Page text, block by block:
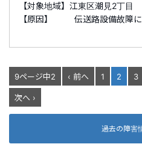
【対象地域】江東区潮見2丁目
【原因】 伝送路設備故障に
9ページ中2 ‹ 前へ 1 2 3
次へ ›
過去の障害